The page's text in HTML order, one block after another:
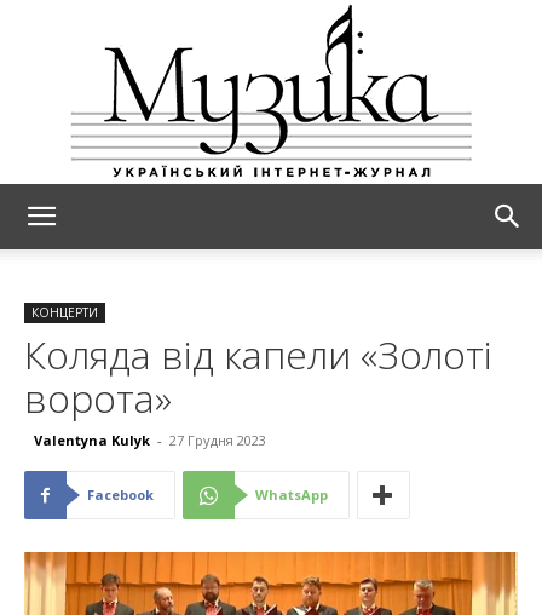
КОНЦЕРТИ
Коляда від капели «Золоті
ворота»
Valentyna Kulyk - 27 Грудня 2023
Facebook WhatsApp